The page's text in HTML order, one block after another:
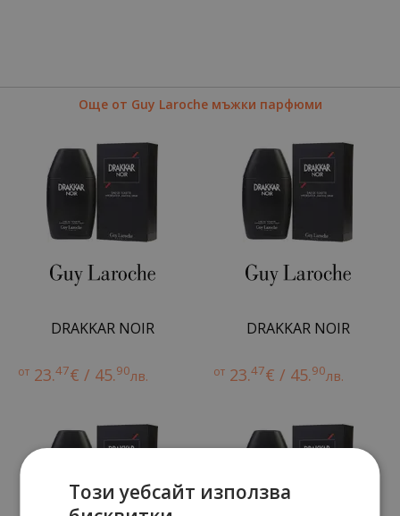
Още от Guy Laroche мъжки парфюми
DRAKKAR NOIR
от 23.47€ / 45.90лв.
DRAKKAR NOIR
от 23.47€ / 45.90лв.
Този уебсайт използва